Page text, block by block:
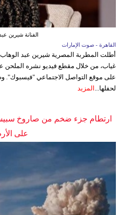
الفنانة شيرين
القاهرة - صوت الإمارات
أطلت المطربة المصرية شيرين عبد
غياب، من خلال مقطع فيديو نشره الملحن
على موقع التواصل الاجتماعي
لحفلها... المزيد
ارتطام جزء ضخم من صاروخ
على